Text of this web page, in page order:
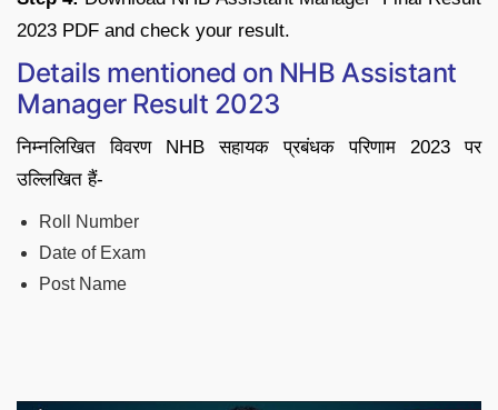
2023 PDF and check your result.
Details mentioned on NHB Assistant
Manager Result 2023
निम्नलिखित विवरण NHB सहायक प्रबंधक परिणाम 2023 पर
उल्लिखित हैं-
Roll Number
Date of Exam
Post Name